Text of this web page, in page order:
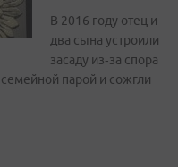
В 2016 году отец и
два сына устроили
засаду из‑за спора
парой и сожгли